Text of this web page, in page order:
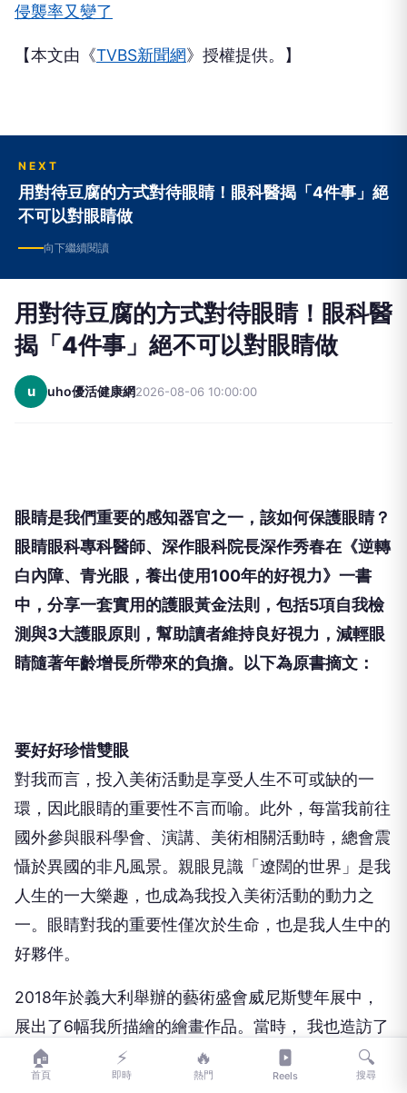
侵襲率又變了
【本文由《TVBS新聞網》授權提供。】
NEXT
用對待豆腐的方式對待眼睛！眼科醫揭「4件事」絕
不可以對眼睛做
向下繼續閱讀
用對待豆腐的方式對待眼睛！眼科醫
揭「4件事」絕不可以對眼睛做
u uho優活健康網2026-08-06 10:00:00
眼睛是我們重要的感知器官之一，該如何保護眼睛？
眼睛眼科專科醫師、深作眼科院長深作秀春在《逆轉
白內障、青光眼，養出使用100年的好視力》一書
中，分享一套實用的護眼黃金法則，包括5項自我檢
測與3大護眼原則，幫助讀者維持良好視力，減輕眼
睛隨著年齡增長所帶來的負擔。以下為原書摘文：
要好好珍惜雙眼
對我而言，投入美術活動是享受人生不可或缺的一
環，因此眼睛的重要性不言而喻。此外，每當我前往
國外參與眼科學會、演講、美術相關活動時，總會震
懾於異國的非凡風景。親眼見識「遼闊的世界」是我
人生的一大樂趣，也成為我投入美術活動的動力之
一。眼睛對我的重要性僅次於生命，也是我人生中的
好夥伴。
2018年於義大利舉辦的藝術盛會威尼斯雙年展中，
展出了6幅我所描繪的繪畫作品。當時， 我也造訪了
位於佛羅倫斯近郊的「白露里治奧」
（Bagnoregio）這個小小的古城。
🏠
首頁
⚡
即時
🔥
熱門 Reels
🔍
搜尋